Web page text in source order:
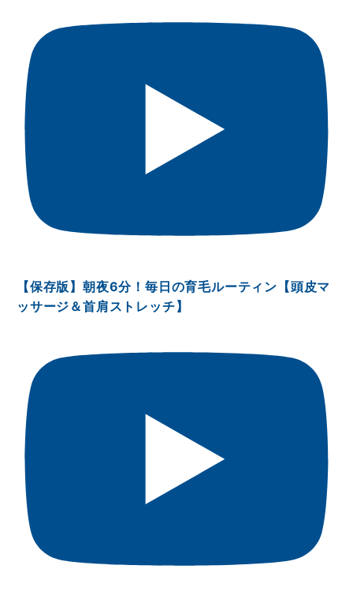
【保存版】朝夜6分！毎日の育毛ルーティン【頭皮マ
ッサージ＆首肩ストレッチ】